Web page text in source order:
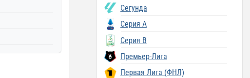
Сегунда
Серия A
Серия B
Премьер-Лига
Первая Лига (ФНЛ)